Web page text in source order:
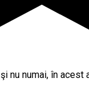
nu numai, în acest